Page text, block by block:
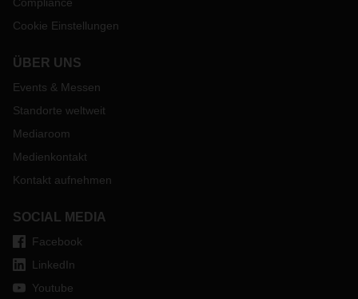
Compliance
Cookie Einstellungen
ÜBER UNS
Events & Messen
Standorte weltweit
Mediaroom
Medienkontakt
Kontakt aufnehmen
SOCIAL MEDIA
Facebook
LinkedIn
Youtube